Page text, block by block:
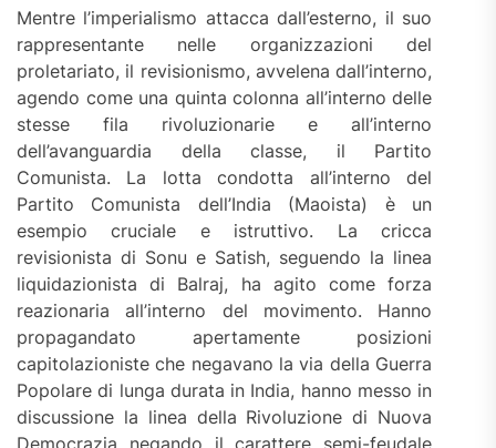
Mentre l’imperialismo attacca dall’esterno, il suo
rappresentante nelle organizzazioni del
proletariato, il revisionismo, avvelena dall’interno,
agendo come una quinta colonna all’interno delle
stesse fila rivoluzionarie e all’interno
dell’avanguardia della classe, il Partito
Comunista. La lotta condotta all’interno del
Partito Comunista dell’India (Maoista) è un
esempio cruciale e istruttivo. La cricca
revisionista di Sonu e Satish, seguendo la linea
liquidazionista di Balraj, ha agito come forza
reazionaria all’interno del movimento. Hanno
propagandato apertamente posizioni
capitolazioniste che negavano la via della Guerra
Popolare di lunga durata in India, hanno messo in
discussione la linea della Rivoluzione di Nuova